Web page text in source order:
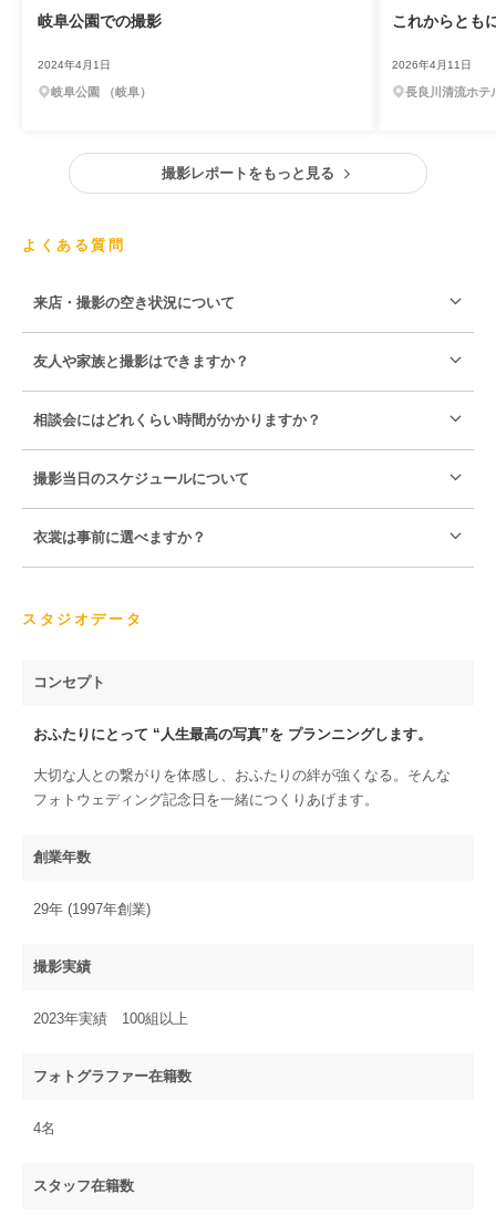
岐阜公園での撮影
2024年4月1日
岐阜公園 （岐阜）
これからとも
2026年4月11日
長良川清流ホテ
撮影レポートをもっと見る
よくある質問
来店・撮影の空き状況について
友人や家族と撮影はできますか？
相談会にはどれくらい時間がかかりますか？
撮影当日のスケジュールについて
衣裳は事前に選べますか？
スタジオデータ
コンセプト
おふたりにとって “人生最高の写真”を プランニングします。
大切な人との繋がりを体感し、おふたりの絆が強くなる。そんな
フォトウェディング記念日を一緒につくりあげます。
創業年数
29年 (1997年創業)
撮影実績
2023年実績 100組以上
フォトグラファー在籍数
4名
スタッフ在籍数